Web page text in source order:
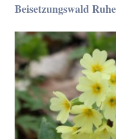
Beisetzungswald